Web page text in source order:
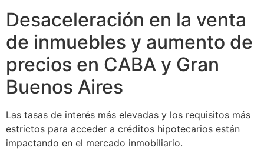
Desaceleración en la venta
de inmuebles y aumento de
precios en CABA y Gran
Buenos Aires
Las tasas de interés más elevadas y los requisitos más
estrictos para acceder a créditos hipotecarios están
impactando en el mercado inmobiliario.